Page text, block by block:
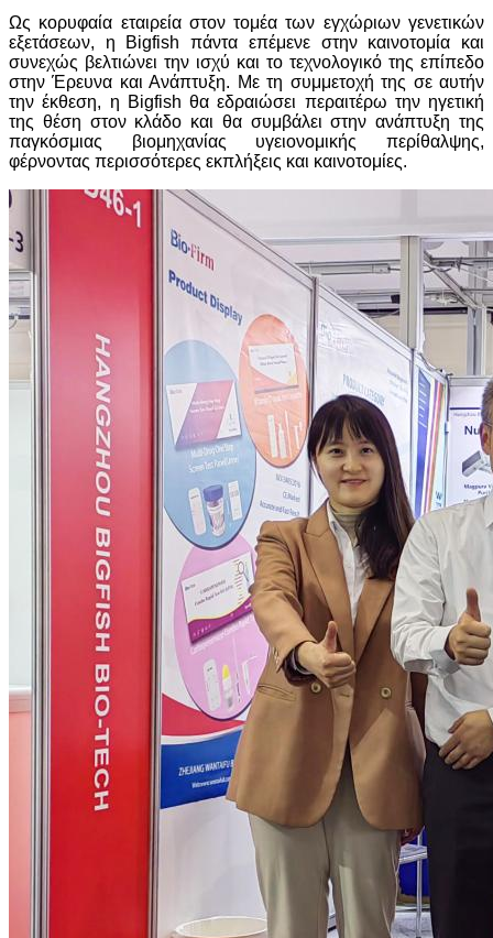
Ως κορυφαία εταιρεία στον τομέα των εγχώριων γενετικών
εξετάσεων, η Bigfish πάντα επέμενε στην καινοτομία και
συνεχώς βελτιώνει την ισχύ και το τεχνολογικό της επίπεδο
στην Έρευνα και Ανάπτυξη. Με τη συμμετοχή της σε αυτήν
την έκθεση, η Bigfish θα εδραιώσει περαιτέρω την ηγετική
της θέση στον κλάδο και θα συμβάλει στην ανάπτυξη της
παγκόσμιας βιομηχανίας υγειονομικής περίθαλψης,
φέρνοντας περισσότερες εκπλήξεις και καινοτομίες.